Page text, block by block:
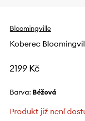
Bloomingville
Koberec
2199 Kč
Barva: béžová
Produkt již není